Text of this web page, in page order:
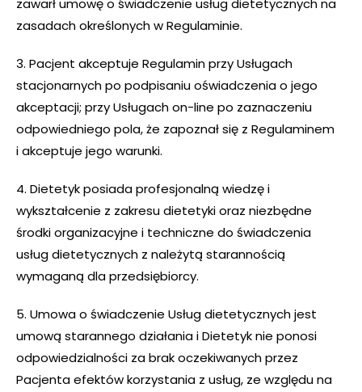
zasadach określonych w Regulaminie.
3. Pacjent akceptuje Regulamin przy Usługach
stacjonarnych po podpisaniu oświadczenia o jego
akceptacji; przy Usługach on-line po zaznaczeniu
odpowiedniego pola, że zapoznał się z Regulaminem
i akceptuje jego warunki.
4. Dietetyk posiada profesjonalną wiedzę i
wykształcenie z zakresu dietetyki oraz niezbędne
środki organizacyjne i techniczne do świadczenia
usług dietetycznych z należytą starannością
wymaganą dla przedsiębiorcy.
5. Umowa o świadczenie Usług dietetycznych jest
umową starannego działania i Dietetyk nie ponosi
odpowiedzialności za brak oczekiwanych przez
Pacjenta efektów korzystania z usług, ze względu na